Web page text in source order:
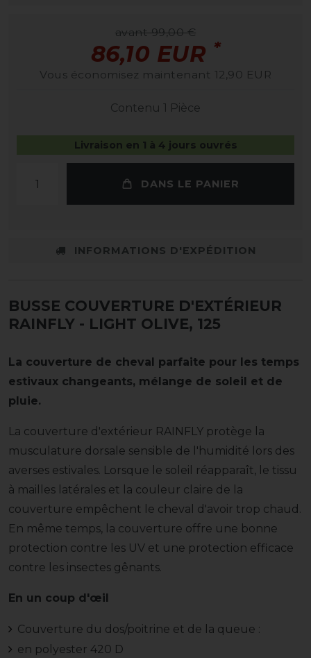
avant 99,00 €
86,10 EUR *
Vous économisez maintenant 12,90 EUR
Contenu 1 Pièce
Livraison en 1 à 4 jours ouvrés
DANS LE PANIER
INFORMATIONS D'EXPÉDITION
BUSSE COUVERTURE D'EXTÉRIEUR
RAINFLY - LIGHT OLIVE, 125
La couverture de cheval parfaite pour les temps
estivaux changeants, mélange de soleil et de
pluie.
La couverture d'extérieur RAINFLY protège la
musculature dorsale sensible de l'humidité lors des
averses estivales. Lorsque le soleil réapparaît, le tissu
à mailles latérales et la couleur claire de la
couverture empêchent le cheval d'avoir trop chaud.
En même temps, la couverture offre une bonne
protection contre les UV et une protection efficace
contre les insectes gênants.
En un coup d'œil
Couverture du dos/poitrine et de la queue :
en polyester 420 D